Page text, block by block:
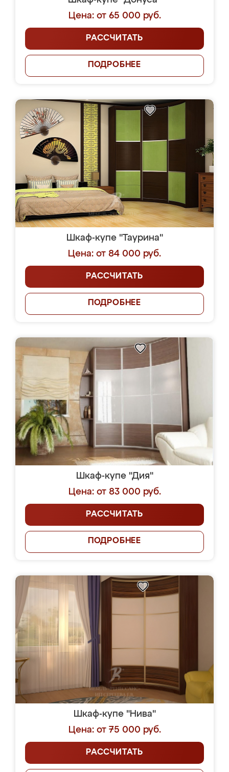
Цена: от 65 000 руб.
РАССЧИТАТЬ
ПОДРОБНЕЕ
Шкаф-купе "Таурина"
Цена: от 84 000 руб.
РАССЧИТАТЬ
ПОДРОБНЕЕ
Шкаф-купе "Дия"
Цена: от 83 000 руб.
РАССЧИТАТЬ
ПОДРОБНЕЕ
Шкаф-купе "Нива"
Цена: от 75 000 руб.
РАССЧИТАТЬ